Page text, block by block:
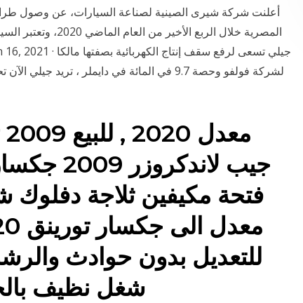
المصرية خلال الربع
لشركة فولفو وحصة 9.7 في المائة في دايملر ،
فتحة مكيفين ثلاجة
للتعديل بدون حوادث
شغل نظيف